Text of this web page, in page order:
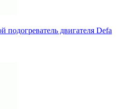
подогреватель двигателя Defa